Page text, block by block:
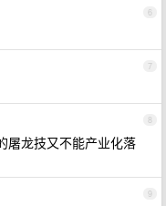
6
7
8
屠龙技又不能产业化落
9